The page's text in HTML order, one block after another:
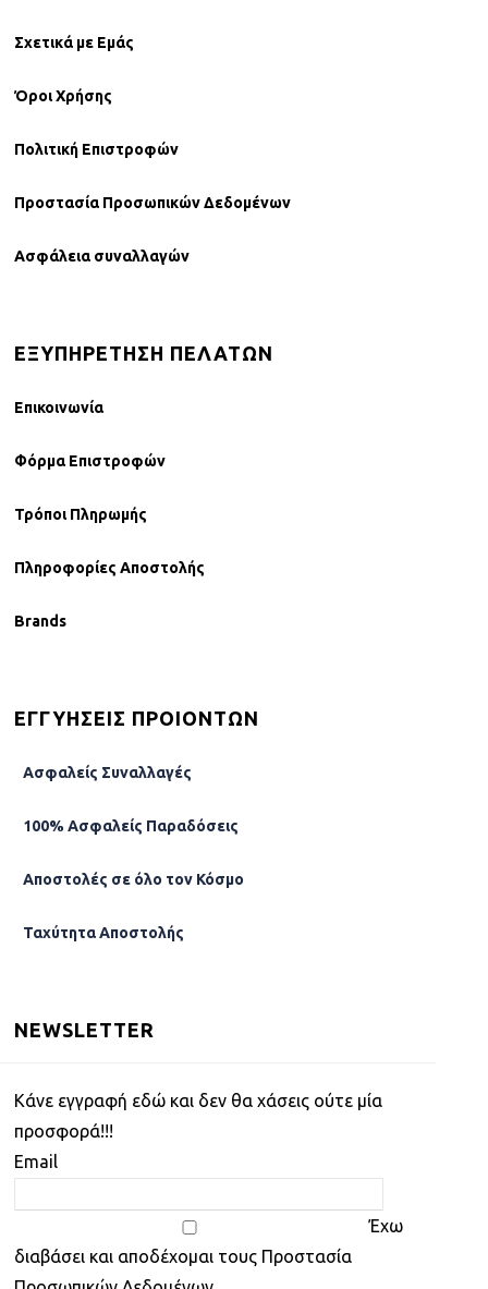
Σχετικά µε Εµάς
Όροι Χρήσης
Πολιτική Επιστροφών
Προστασία Προσωπικών Δεδομένων
Ασφάλεια συναλλαγών
ΕΞΥΠΗΡΕΤΗΣΗ ΠΕΛΑΤΩΝ
Επικοινωνία
Φόρµα Επιστροφών
Τρόποι Πληρωμής
Πληροφορίες Αποστολής
Brands
ΕΓΓΥΗΣΕΙΣ ΠΡΟΙΟΝΤΩΝ
Ασφαλείς Συναλλαγές
100% Ασφαλείς Παραδόσεις
Αποστολές σε όλο τον Κόσµο
Ταχύτητα Αποστολής
NEWSLETTER
Kάνε εγγραφή εδώ και δεν θα χάσεις ούτε μία
προσφορά!!!
Email
Έχω
διαβάσει και αποδέχομαι τους Προστασία